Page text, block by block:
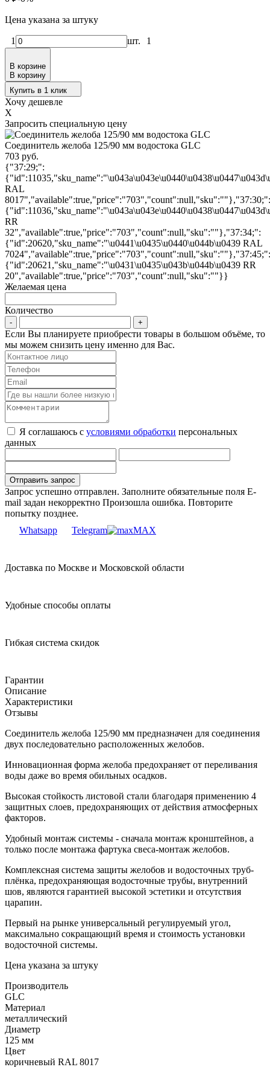
Цена указана за штуку
1 шт. 1
В корзине
В корзину
Купить в 1 клик
Хочу дешевле
X
Запросить специальную цену
Соединитель желоба 125/90 мм водостока GLC
703 руб.
{"37:29;":
RAL
8017","available":true,"price":"703","count":null,"sku":""},"37:30;":
RR
32","available":true,"price":"703","count":null,"sku":""},"37:34;":
{"id":20620,"sku_name":"\u0441\u0435\u0440\u044b\u0439 RAL
7024","available":true,"price":"703","count":null,"sku":""},"37:45;":
{"id":20621,"sku_name":"\u0431\u0435\u043b\u044b\u0439 RR
20","available":true,"price":"703","count":null,"sku":""}}
Желаемая цена
Количество
Если Вы планируете приобрести товары в большом объёме, то
мы можем снизить цену именно для Вас.
Я соглашаюсь с условиями обработки персональных
данных
Запрос успешно отправлен. Заполните обязательные поля E-
mail задан некорректно Произошла ошибка. Повторите
попытку позднее.
Whatsapp
Telegram MAX
Доставка по Москве и Московской области
Удобные способы оплаты
Гибкая система скидок
Гарантии
Описание
Характеристики
Отзывы
Cоединитель желоба 125/90 мм предназначен для соединения
двух последовательно расположенных желобов.
Инновационная форма желоба предохраняет от переливания
воды даже во время обильных осадков.
Высокая стойкость листовой стали благодаря применению 4
защитных слоев, предохраняющих от действия атмосферных
факторов.
Удобный монтаж системы - сначала монтаж кронштейнов, а
только после монтажа фартука свеса-монтаж желобов.
Комплексная система защиты желобов и водосточных труб-
плёнка, предохраняющая водосточные трубы, внутренний
шов, являются гарантией высокой эстетики и отсутствия
царапин.
Первый на рынке универсальный регулируемый угол,
максимально сокращающий время и стоимость установки
водосточной системы.
Цена указана за штуку
Производитель
GLC
Материал
металлический
Диаметр
125 мм
Цвет
коричневый RAL 8017